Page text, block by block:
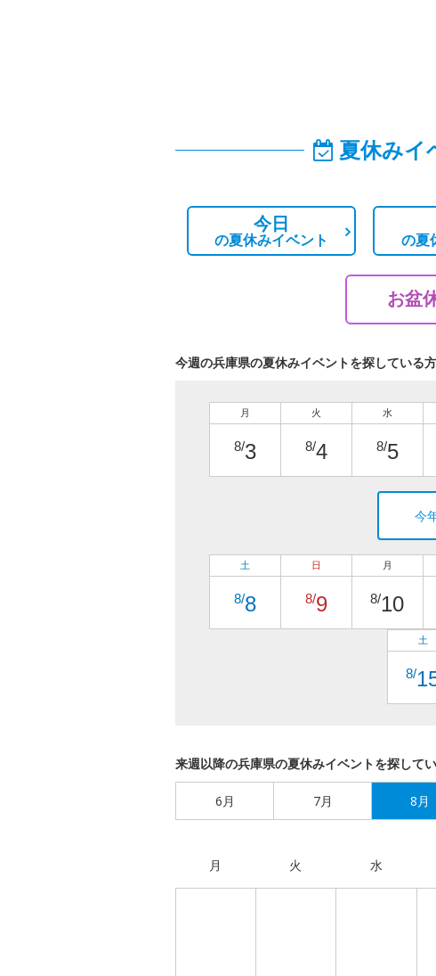
夏休みイ
今日
の夏休みイベント の夏
お盆
今週の兵庫県の夏休みイベントを探している
月
8/3
火
8/4
水
8/5
今
土
8/8
日
8/9
月
8/10
土
8/
来週以降の兵庫県の夏休みイベントを探して
6月 7月 8月
月 火 水